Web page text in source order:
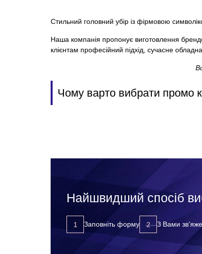
Стильний головний убір із фірмовою
Наша компанія пропонує виготовлення
клієнтам професійний підхід, сучасне
Чому варто вибрати промо
Кепки з написом – це не просто елемент
Ефектно виділитися серед конкурентів.
Створити єдиний стиль команди.
Найшвидший спосіб
Заповніть форму З Вами